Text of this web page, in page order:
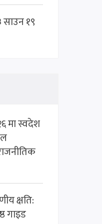
१९
मा स्वदेश
क्षति:
गाइड